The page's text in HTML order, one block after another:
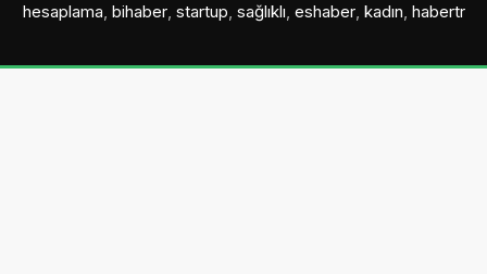
hesaplama, bihaber, startup, sağlıklı, eshaber, kadın, habertr